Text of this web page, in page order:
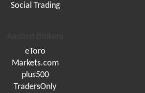
Social Trading
eToro
Markets.com
plus500
TradersOnly